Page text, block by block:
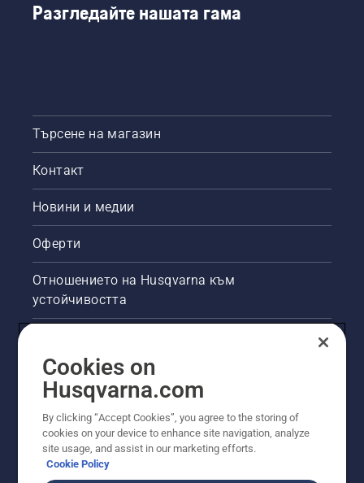
Разгледайте нашата гама
Търсене на магазин
Контакт
Новини и медии
Оферти
Отношението на Husqvarna към
устойчивостта
Други сайтове на Husqvarna
Cookies on
Husqvarna.com
By clicking “Accept Cookies”, you agree to the storing of
cookies on your device to enhance site navigation, analyze
site usage, and assist in our marketing efforts.
Cookie Policy